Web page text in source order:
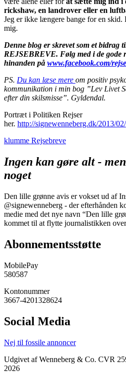
rickshaw, en landrover eller en
Jeg er ikke længere bange for en
mig.
Denne blog er skrevet som et bidrag
REJSEBREVE. Følg med i de gode
hinanden på www.facebook.com/
PS. Du kan læse mere om positiv
kommunikation i min bog ”Lev Livet
efter din skilsmisse”. Gyldendal.
Portræt i Politiken Rejser
her. http://signewenneberg.dk/2013/
klumme Rejsebreve
Ingen kan gøre alt -
noget
Den lille grønne avis er vokset ud af
@signewenneberg - der efterhånden
medie med det nye navn “Den lille
kommet til at flytte journalistikken
Abonnementsstøtte
MobilePay
580587
Kontonummer
3667-4201328624
Social Media
Nej til fossile annoncer
Udgivet af Wenneberg & Co. CVR
2026